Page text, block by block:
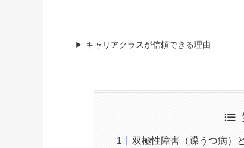
キャリアクラスが信頼できる理由
双極性障害（躁うつ病）